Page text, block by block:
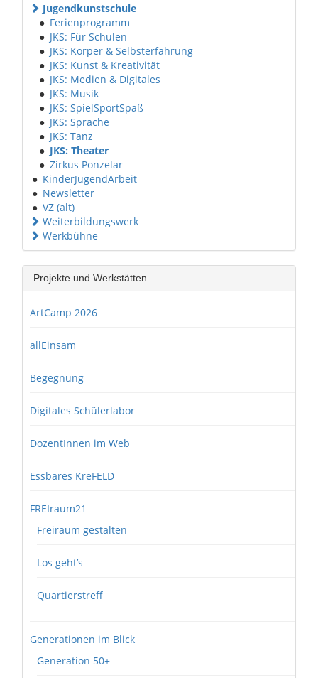
Jugendkunstschule
● Ferienprogramm
● JKS: Für Schulen
● JKS: Körper & Selbsterfahrung
● JKS: Kunst & Kreativität
● JKS: Medien & Digitales
● JKS: Musik
● JKS: SpielSportSpaß
● JKS: Sprache
● JKS: Tanz
● JKS: Theater
● Zirkus Ponzelar
● KinderJugendArbeit
● Newsletter
● VZ (alt)
Weiterbildungswerk
Werkbühne
Projekte und Werkstätten
ArtCamp 2026
allEinsam
Begegnung
Digitales Schülerlabor
DozentInnen im Web
Essbares KreFELD
FREIraum21
Freiraum gestalten
Los geht’s
Quartierstreff
Generationen im Blick
Generation 50+